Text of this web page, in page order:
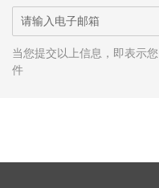
当您提交以上信息，即表示
件